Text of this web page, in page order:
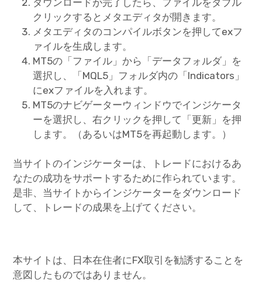
クリックするとメタエディタが開きます。
メタエディタのコンパイルボタンを押してexフ
ァイルを生成します。
MT5の「ファイル」から「データフォルダ」を
選択し、「MQL5」フォルダ内の「Indicators」
にexファイルを入れます。
MT5のナビゲーターウィンドウでインジケータ
ーを選択し、右クリックを押して「更新」を押
します。（あるいはMT5を再起動します。）
当サイトのインジケーターは、トレードにおけるあ
なたの成功をサポートするために作られています。
是非、当サイトからインジケーターをダウンロード
して、トレードの成果を上げてください。
本サイトは、日本在住者にFX取引を勧誘することを
意図したものではありません。